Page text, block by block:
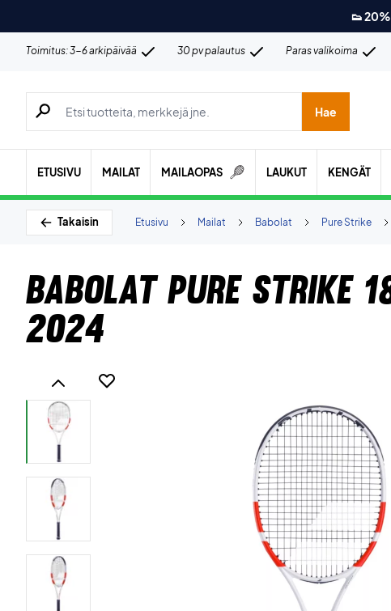
👟
Toimitus: 3-6 arkipäivää 30 pv palautus Paras valikoima
Hae tuotteita, merkkejä jne.
Hae
ETUSIVU MAILAT MAILAOPAS LAUKUT KENGÄT
Takaisin Pure Strike
Babolat
Mailat
Etusivu
Babolat Pure Strike
2024